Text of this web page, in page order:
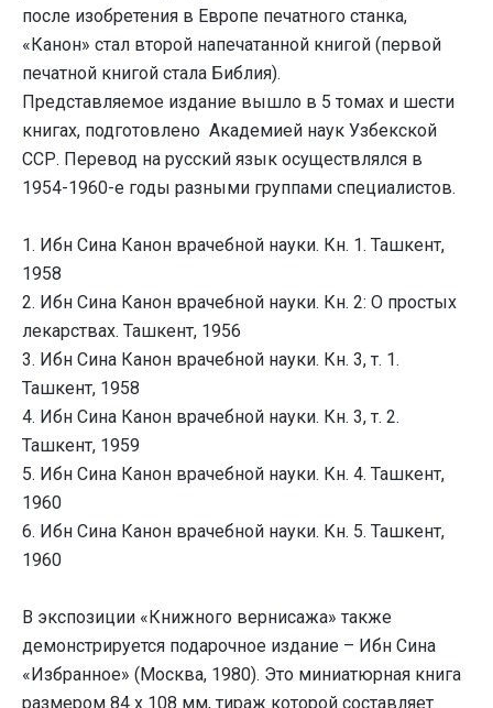
после изобретения в Европе печатного станка,
«Канон» стал второй напечатанной книгой (первой
печатной книгой стала Библия).
Представляемое издание вышло в 5 томах и шести
книгах, подготовлено Академией наук Узбекской
ССР. Перевод на русский язык осуществлялся в
1954-1960-е годы разными группами специалистов.
1. Ибн Сина Канон врачебной науки. Кн. 1. Ташкент,
1958
2. Ибн Сина Канон врачебной науки. Кн. 2: О простых
лекарствах. Ташкент, 1956
3. Ибн Сина Канон врачебной науки. Кн. 3, т. 1.
Ташкент, 1958
4. Ибн Сина Канон врачебной науки. Кн. 3, т. 2.
Ташкент, 1959
5. Ибн Сина Канон врачебной науки. Кн. 4. Ташкент,
1960
6. Ибн Сина Канон врачебной науки. Кн. 5. Ташкент,
1960
В экспозиции «Книжного вернисажа» также
демонстрируется подарочное издание – Ибн Сина
«Избранное» (Москва, 1980). Это миниатюрная книга
размером 84 х 108 мм, тираж которой составляет